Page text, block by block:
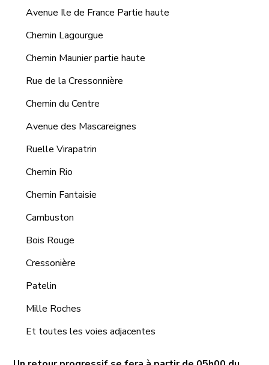
Avenue Ile de France Partie haute
Chemin Lagourgue
Chemin Maunier partie haute
Rue de la Cressonnière
Chemin du Centre
Avenue des Mascareignes
Ruelle Virapatrin
Chemin Rio
Chemin Fantaisie
Cambuston
Bois Rouge
Cressonière
Patelin
Mille Roches
Et toutes les voies adjacentes